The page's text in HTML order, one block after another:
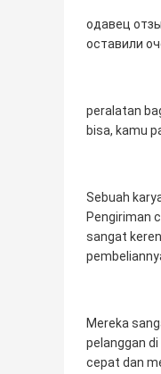
одавец
оставили
peralatan
bisa, kamu
Sebuah
Pengiriman
sangat
Mereka
pelanggan
cepat dan